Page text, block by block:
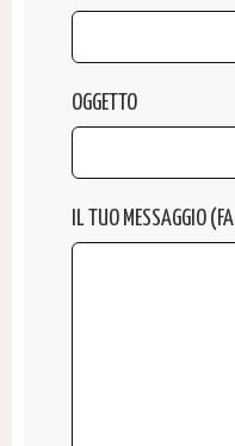
OGGETTO
IL TUO MESSAGGIO